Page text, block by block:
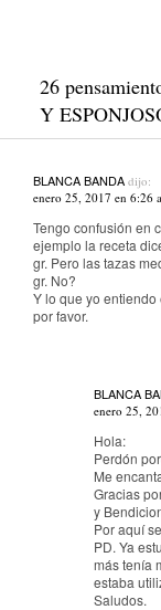
26
Y
BLANCA BANDA dijo:
enero 25, 2017 en 6:26
Tengo confusión en
ejemplo la receta
gr. Pero las tazas
gr. No?
Y lo que yo entiendo
por favor.
BLANCA
enero 25,
Hola:
Perdón
Me
Gracias
y
Por aquí
PD. Ya
más tenía
estaba
Saludos.